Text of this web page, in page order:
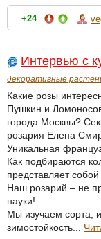
+24
Интервью с
декоративные
Какие розы
Пушкин и
города Москвы?
розария Елена
Уникальная
Как подбираются
представляет
Наш розарий – не
науки!
Мы изучаем сорта,
зимостойкость...